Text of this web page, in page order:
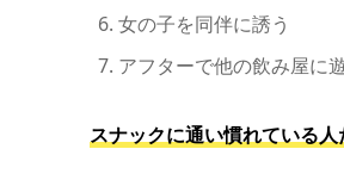
女の子を同伴に誘う
アフターで他の飲み屋に
スナックに通い慣れている